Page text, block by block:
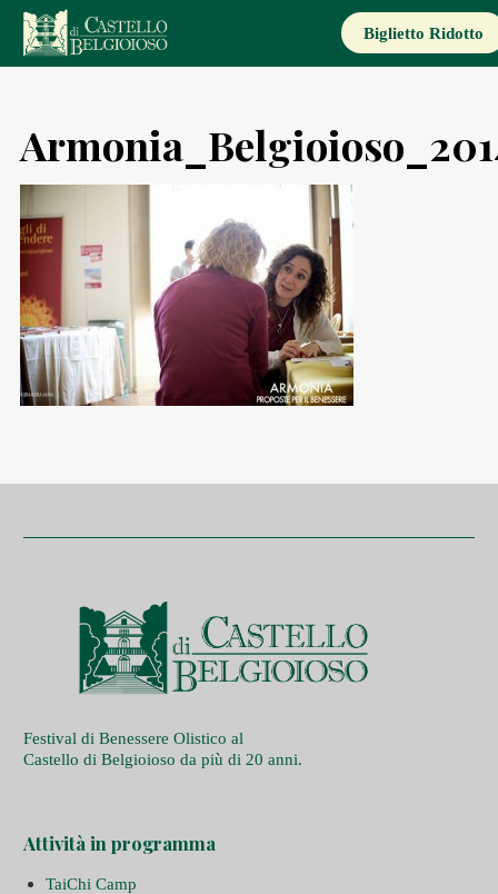
Skip
content
Biglietto Ridotto
Festival di Benessere Olistico al
Castello di Belgioioso da più di 20 anni.
Attività in programma
TaiChi Camp